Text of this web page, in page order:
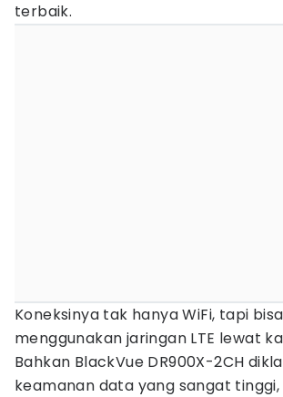
terbaik.
Koneksinya tak hanya WiFi, tapi bisa
menggunakan jaringan LTE lewat
Bahkan BlackVue DR900X-2CH
keamanan data yang sangat tinggi,